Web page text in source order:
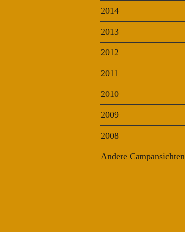
2014
2013
2012
2011
2010
2009
2008
Andere Campansichten